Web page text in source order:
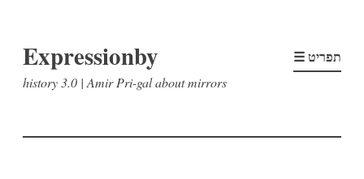
לתוכן
Expressionby
history 3.0 | Amir Pri-gal about mirrors
☰ תפריט